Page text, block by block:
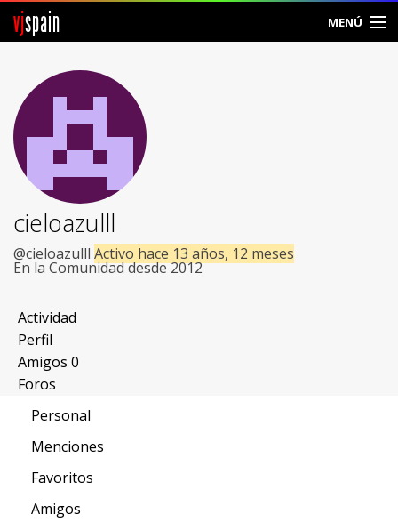
vjspain MENÚ
Foros
Noticias
Vjspain
Ayuda
Contacto
Entrar
Crear Cuenta
cieloazulll
@cieloazulll Activo hace 13 años, 12 meses
En la Comunidad desde 2012
Actividad
Perfil
Amigos 0
Foros
Personal
Menciones
Favoritos
Amigos